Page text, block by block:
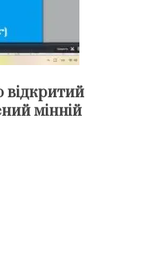
відкритий
мінній